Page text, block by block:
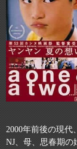
2000年前後の現
NJ、母、思春期